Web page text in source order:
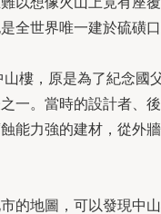
全世界唯一建於硫磺口
樓，原是為了紀念國
一。當時的設計者、
能力強的建材，從外
的地圖，可以發現中